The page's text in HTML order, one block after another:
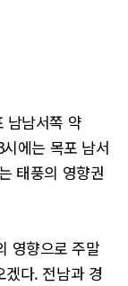
남남서쪽 약
에는 목포 남서
태풍의 영향권
영향으로 주말
다. 전남과 경